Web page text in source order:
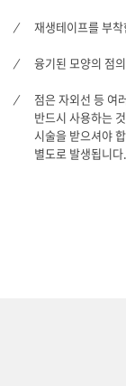
재생테이프를 부
융기된 모양의 점
점은 자외선 등 여
반드시 사용하는
시술을 받으셔야
별도로 발생됩니다.